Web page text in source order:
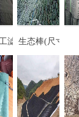
滤网生态棒(尺寸和
可以定做)